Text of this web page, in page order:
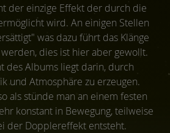
der einzige Effekt der durch die
wird. An einigen Stellen
was dazu führt das Klänge
dies ist hier aber gewollt.
des Albums liegt darin, durch
und Atmosphäre zu erzeugen.
als stünde man an einem festen
konstant in Bewegung, teilweise
der Dopplereffekt entsteht.